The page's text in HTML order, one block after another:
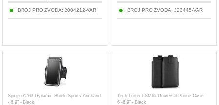
BROJ PROIZVODA: 2004212-VAR BROJ PROIZVODA: 223445-VAR
Spigen A703 Dynamic Shield Sports Armband
- 6.9" - Black
Tech-Protect SM65 Universal Phone Case -
6"-6.9" - Black